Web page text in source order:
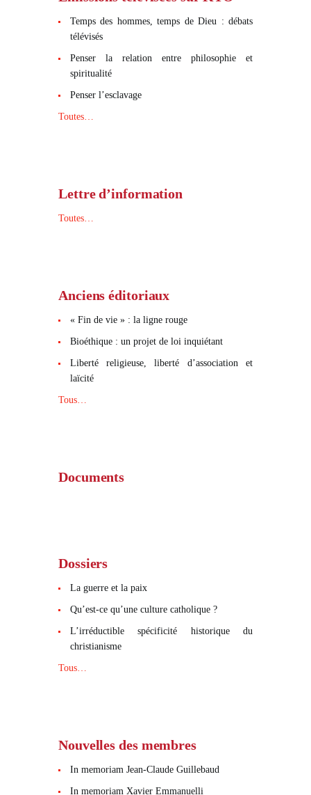
Temps des hommes, temps de Dieu : débats
télévisés
Penser la relation entre philosophie et
spiritualité
Penser l’esclavage
Toutes…
Lettre d’information
Toutes…
Anciens éditoriaux
« Fin de vie » : la ligne rouge
Bioéthique : un projet de loi inquiétant
Liberté religieuse, liberté d’association et
laïcité
Tous…
Documents
Dossiers
La guerre et la paix
Qu’est-ce qu’une culture catholique ?
L’irréductible spécificité historique du
christianisme
Tous…
Nouvelles des membres
In memoriam Jean-Claude Guillebaud
In memoriam Xavier Emmanuelli